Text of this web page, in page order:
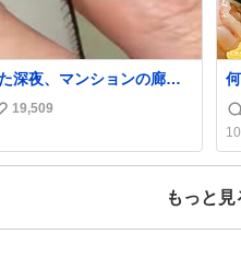
深夜、マンションの廊下
ニヤンマ様 まさかこんな
なんて思っておらず大興
こよすぎる 指を差し伸べ
たのでひとまず一緒に帰
19,509
返
信
数
もっと見